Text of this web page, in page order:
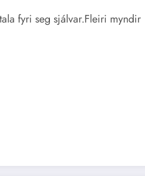
fyri seg sjálvar.Fleiri